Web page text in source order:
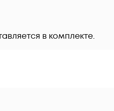
в комплекте.